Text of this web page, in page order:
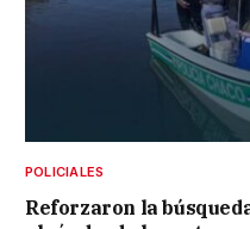
POLICIALES
Reforzaron la